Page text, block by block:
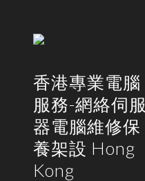
香港專業電腦
服務-網絡伺服
器電腦維修保
養架設 Hong
Kong